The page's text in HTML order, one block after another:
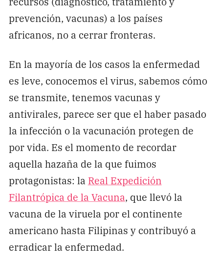
prevención, vacunas) a los países
africanos, no a cerrar fronteras.
En la mayoría de los casos la enfermedad
es leve, conocemos el virus, sabemos cómo
se transmite, tenemos vacunas y
antivirales, parece ser que el haber pasado
la infección o la vacunación protegen de
por vida. Es el momento de recordar
aquella hazaña de la que fuimos
protagonistas: la Real Expedición
Filantrópica de la Vacuna, que llevó la
vacuna de la viruela por el continente
americano hasta Filipinas y contribuyó a
erradicar la enfermedad.